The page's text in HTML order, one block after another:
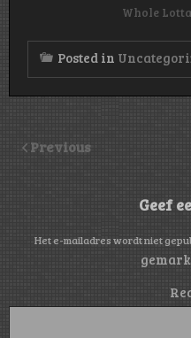
Whole
Posted in
Previous
Geef
Het e-mailadres wordt niet